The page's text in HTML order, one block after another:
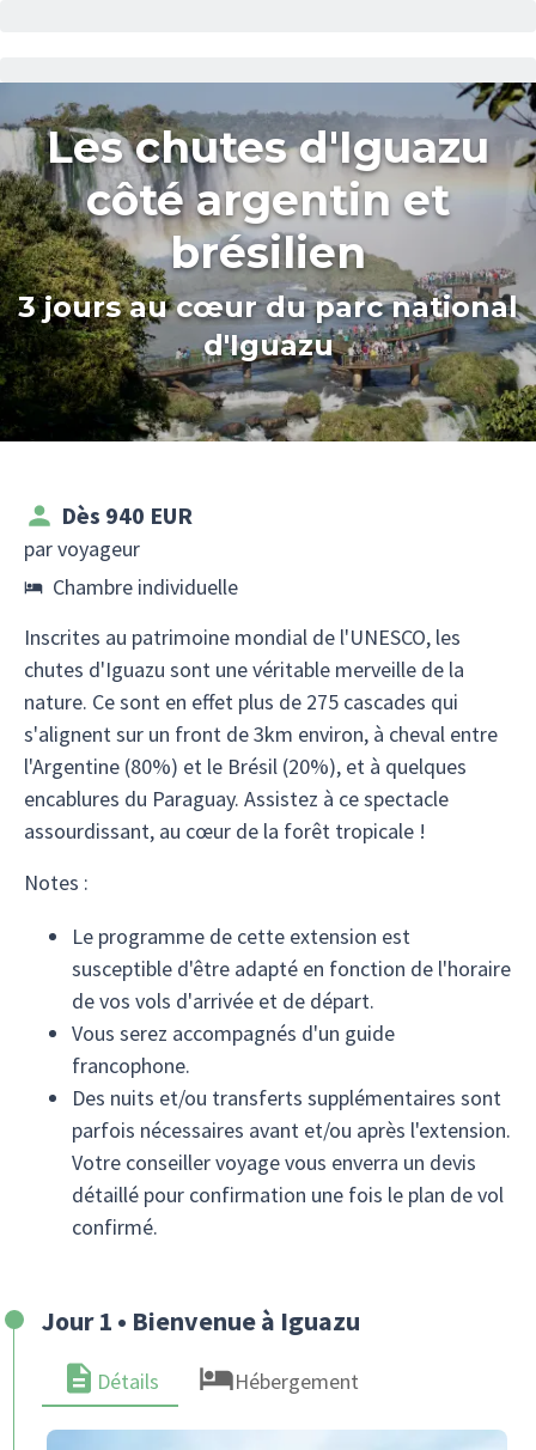
Les chutes d'Iguazu
côté argentin et
brésilien
3 jours au cœur du parc national
d'Iguazu
Dès 940 EUR
par voyageur
Chambre individuelle
Inscrites au patrimoine mondial de l'UNESCO, les
chutes d'Iguazu sont une véritable merveille de la
nature. Ce sont en effet plus de 275 cascades qui
s'alignent sur un front de 3km environ, à cheval entre
l'Argentine (80%) et le Brésil (20%), et à quelques
encablures du Paraguay. Assistez à ce spectacle
assourdissant, au cœur de la forêt tropicale !
Notes :
Le programme de cette extension est
susceptible d'être adapté en fonction de l'horaire
de vos vols d'arrivée et de départ.
Vous serez accompagnés d'un guide
francophone.
Des nuits et/ou transferts supplémentaires sont
parfois nécessaires avant et/ou après l'extension.
Votre conseiller voyage vous enverra un devis
détaillé pour confirmation une fois le plan de vol
confirmé.
Jour 1 • Bienvenue à Iguazu
Détails Hébergement